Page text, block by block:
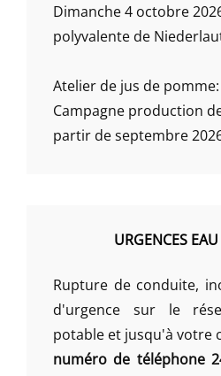
Dimanche 4 octobre
polyvalente de
Atelier de jus de pomme:
Campagne production
partir de septembre
URGENCES
Rupture de conduite,
d'urgence sur le
potable et jusqu'à votre
numéro de téléphone